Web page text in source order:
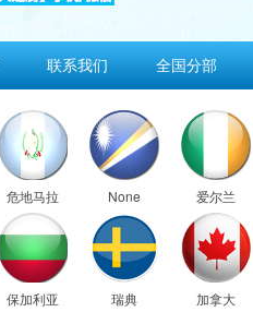
联系我们 全国分部
危地马拉 None 爱尔兰
保加利亚 瑞典 加拿大